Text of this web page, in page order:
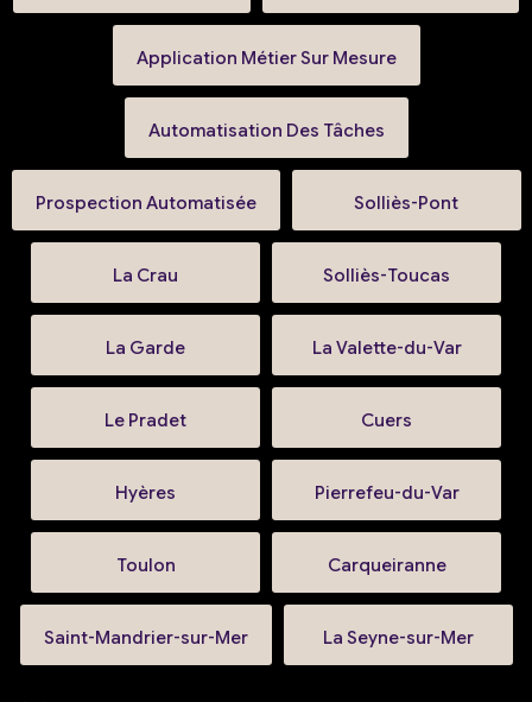
Application Métier Sur Mesure
Automatisation Des Tâches
Prospection Automatisée Solliès-Pont
La Crau Solliès-Toucas
La Garde La Valette-du-Var
Le Pradet Cuers
Hyères Pierrefeu-du-Var
Toulon Carqueiranne
Saint-Mandrier-sur-Mer La Seyne-sur-Mer